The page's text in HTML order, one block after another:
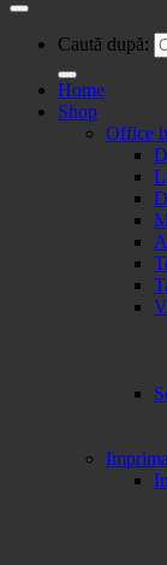
Caută după:
Home
Shop
Office